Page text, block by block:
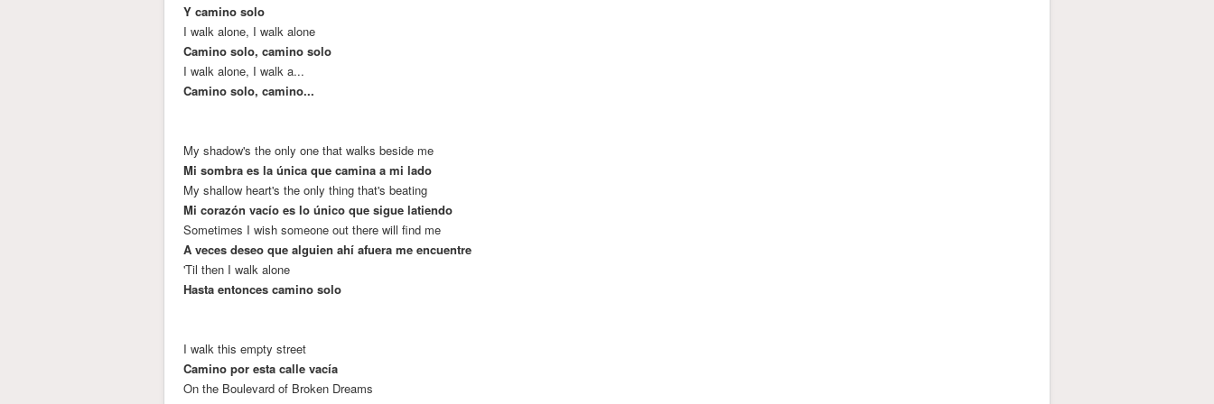
Y camino solo
I walk alone, I walk alone
Camino solo, camino solo
I walk alone, I walk a...
Camino solo, camino...
My shadow's the only one that walks beside me
Mi sombra es la única que camina a mi lado
My shallow heart's the only thing that's beating
Mi corazón vacío es lo único que sigue latiendo
Sometimes I wish someone out there will find me
A veces deseo que alguien ahí afuera me encuentre
'Til then I walk alone
Hasta entonces camino solo
I walk this empty street
Camino por esta calle vacía
On the Boulevard of Broken Dreams